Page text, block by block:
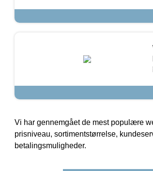
Vi har gennemgået de mest populære
prisniveau, sortimentstørrelse,
betalingsmuligheder.